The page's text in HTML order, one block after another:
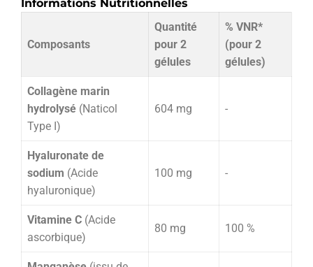
Informations Nutritionnelles
Composants
Quantité
pour 2
gélules
% VNR*
(pour 2
gélules)
Collagène marin
hydrolysé (Naticol
Type I)
604 mg -
Hyaluronate de
sodium (Acide
hyaluronique)
100 mg -
Vitamine C (Acide
ascorbique)
80 mg 100 %